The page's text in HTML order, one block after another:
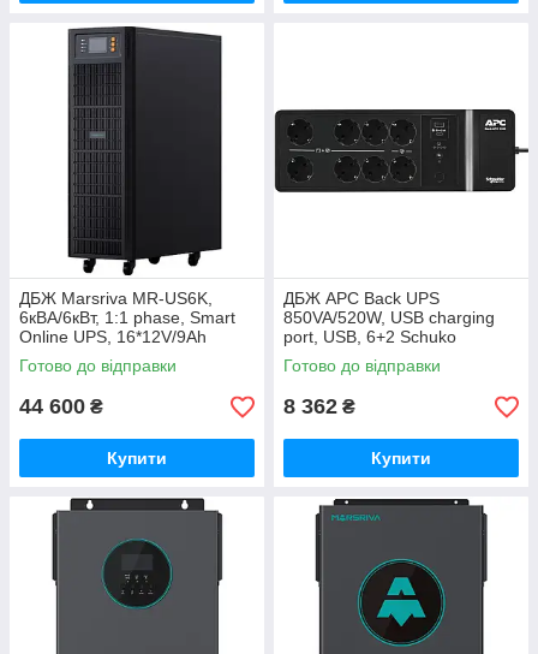
ДБЖ Marsriva MR-US6K,
6кВА/6кВт, 1:1 phase, Smart
Online UPS, 16*12V/9Ah
Готово до відправки
44 600 ₴
Купити
ДБЖ APC Back UPS
850VA/520W, USB charging
port, USB, 6+2 Schuko
(BE850G2-GR)
Готово до відправки
8 362 ₴
Купити